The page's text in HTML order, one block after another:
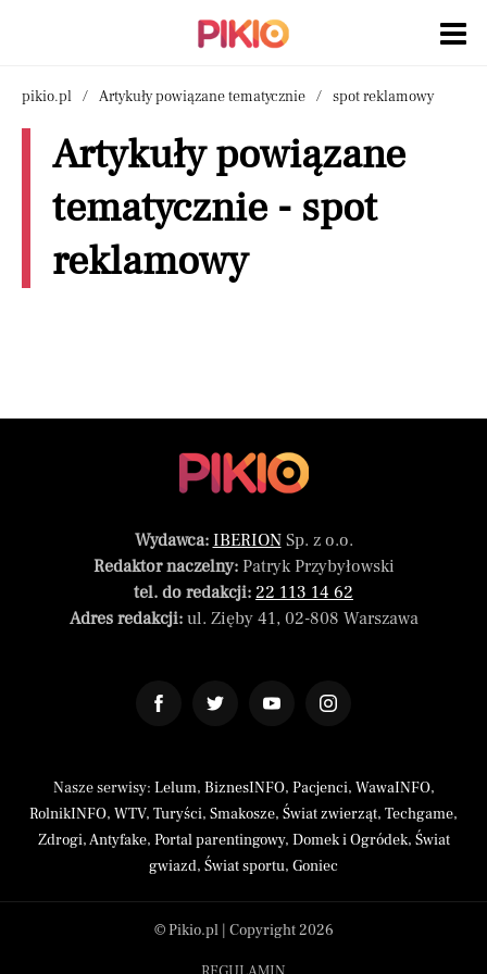
pikio.pl Artykuły powiązane tematycznie spot reklamowy
Artykuły powiązane
tematycznie - spot
reklamowy
Wydawca: IBERIONSp. z o.o.
Redaktor naczelny:Patryk Przybyłowski
tel. do redakcji: 22 113 14 62
Adres redakcji:ul. Zięby 41, 02-808 Warszawa
Nasze serwisy: Lelum, BiznesINFO, Pacjenci, WawaINFO,
RolnikINFO, WTV, Turyści, Smakosze, Świat zwierząt, Techgame,
Zdrogi,Antyfake, Portal parentingowy, Domek i Ogródek, Świat
gwiazd, Świat sportu, Goniec
© Pikio.pl | Copyright 2026